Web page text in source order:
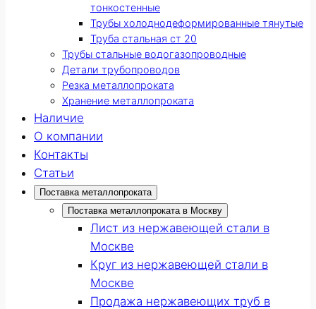
тонкостенные
Трубы холоднодеформированные тянутые
Труба стальная ст 20
Трубы стальные водогазопроводные
Детали трубопроводов
Резка металлопроката
Хранение металлопроката
Наличие
О компании
Контакты
Статьи
Поставка металлопроката
Поставка металлопроката в Москву
Лист из нержавеющей стали в
Москве
Круг из нержавеющей стали в
Москве
Продажа нержавеющих труб в